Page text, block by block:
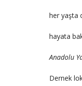
her yaşta
hayata
Anadolu
Dernek